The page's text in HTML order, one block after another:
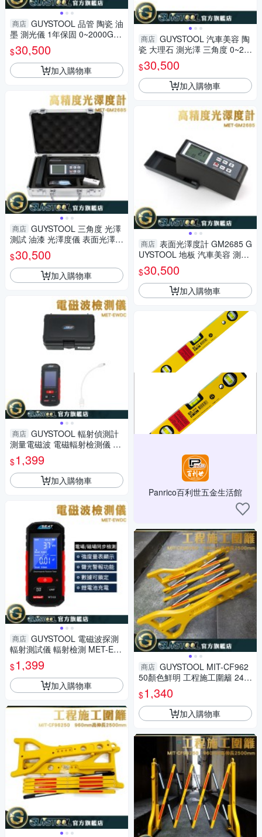
商店 GUYSTOOL 品管 陶瓷 油
墨 測光儀 1年保固 0~2000GU
光澤測試 表面光澤 GM2685 大
理石 金屬
$30,500
加入購物車
商店 GUYSTOOL 三角度 光澤
測試 油漆 光澤度儀 表面光澤度
表面光澤 MET-GM2685 製造
廠 光澤漆
$30,500
加入購物車
商店 GUYSTOOL 輻射偵測計
測量電磁波 電磁輻射檢測儀 手
機輻射監測儀 電場磁場 MET-E
WDC 電器電磁波
$1,399
加入購物車
商店 GUYSTOOL 電磁波探測
輻射測試儀 輻射檢測 MET-EW
DC 變電箱電磁波 聲光報警 現
貨 輻射監測儀
$1,399
加入購物車
商店 GUYSTOOL 汽車美容 陶
瓷 大理石 測光澤 三角度 0~20
00GU 表面光澤度 表面光澤ME
T-GM2685 光澤漆
$30,500
加入購物車
商店 表面光澤度計 GM2685 G
UYSTOOL 地板 汽車美容 測光
澤 光澤度儀 三角度 光澤測試
$30,500
加入購物車
Panrico百利世五金生活館
商店 GUYSTOOL MIT-CF962
50顏色鮮明 工程施工圍籬 240
~2500mm 摺疊護欄 醒目 室外
裝修 安全防護圍欄
$1,340
加入購物車